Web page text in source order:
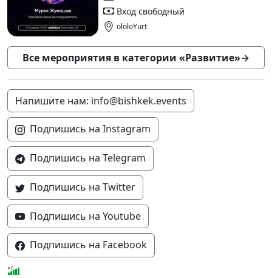
Вход свободный
ololoYurt
Все мероприятия в категории «Развитие»→
Напишите нам: info@bishkek.events
Подпишись на Instagram
Подпишись на Telegram
Подпишись на Twitter
Подпишись на Youtube
Подпишись на Facebook